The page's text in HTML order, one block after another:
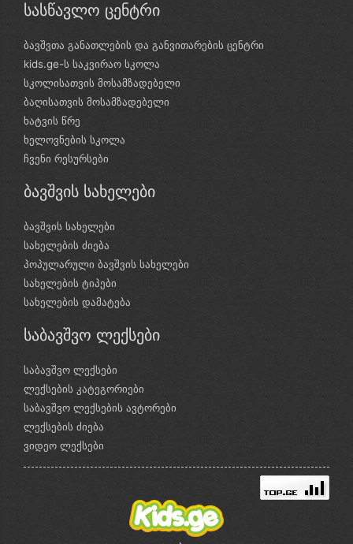
სასწავლო ცენტრი
ბავშვთა განათლების და განვითარების ცენტრი
kids.ge-ს საკვირაო სკოლა
სკოლისათვის მოსამზადებელი
ბაღისათვის მოსამზადებელი
ხატვის წრე
ხელოვნების სკოლა
ჩვენი რესურსები
ბავშვის სახელები
ბავშვის სახელები
სახელების ძიება
პოპულარული ბავშვის სახელები
სახელების ტიპები
სახელების დამატება
საბავშვო ლექსები
საბავშვო ლექსები
ლექსების კატეგორიები
საბავშვო ლექსების ავტორები
ლექსების ძიება
ვიდეო ლექსები